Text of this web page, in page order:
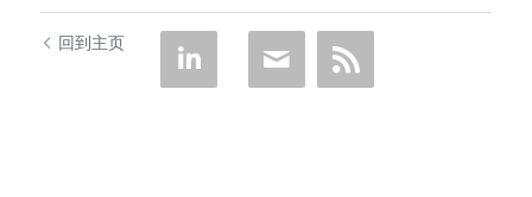
回到主页